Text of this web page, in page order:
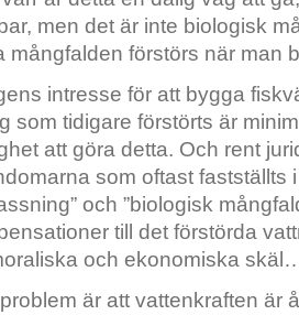
men det är inte biologisk
mångfalden förstörs när man
intresse för att bygga
som tidigare förstörts är
att göra detta. Och rent
som oftast fastställts
och ”biologisk
till det förstörda
och ekonomiska
är att vattenkraften är